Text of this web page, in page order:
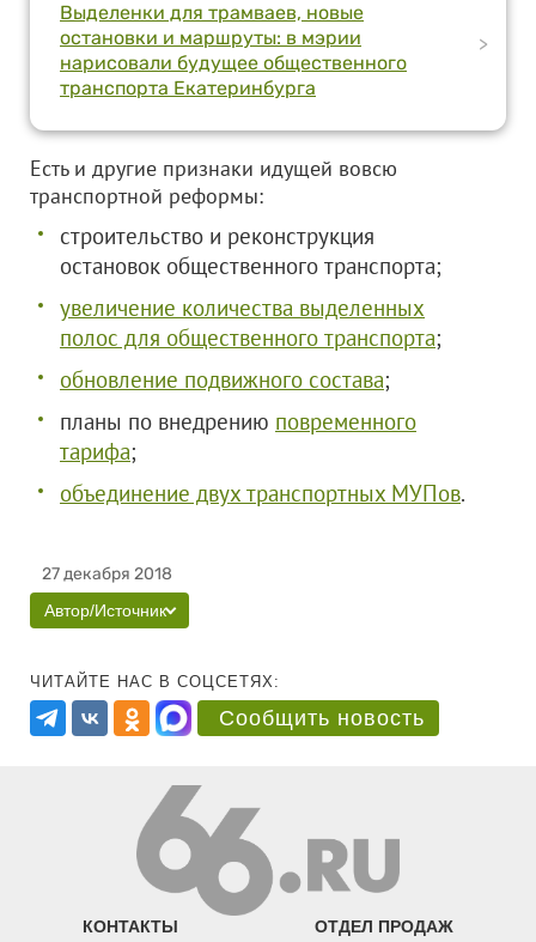
Выделенки для трамваев, новые
остановки и маршруты: в мэрии
нарисовали будущее общественного
транспорта Екатеринбурга
>
Есть и другие признаки идущей вовсю
транспортной реформы:
строительство и реконструкция
остановок общественного транспорта;
увеличение количества выделенных
полос для общественного транспорта;
обновление подвижного состава;
планы по внедрению повременного
тарифа;
объединение двух транспортных МУПов.
27 декабря 2018
Автор/Источник
ЧИТАЙТЕ НАС В СОЦСЕТЯХ:
Сообщить новость
КОНТАКТЫ ОТДЕЛ ПРОДАЖ